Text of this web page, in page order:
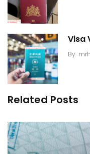
Visa
By
Related Posts